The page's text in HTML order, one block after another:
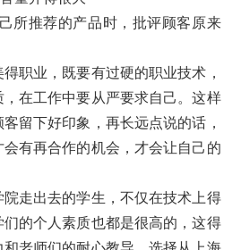
所推荐的产品时，批评顾客原来
职业，既要有过硬的职业技术，
在工作中要从严要求自己。这样
留下好印象，再长远点说的话，
有再合作的机会，才会让自己的
走出去的学生，不仅在技术上得
的个人素质也都是很高的，这得